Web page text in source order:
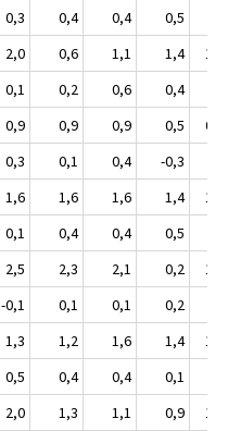
0,3 0,4 0,4 0,5
2,0 0,6 1,1 1,4 1,2
0,1 0,2 0,6 0,4
0,9 0,9 0,9 0,5 0,8
0,3 0,1 0,4 -0,3
1,6 1,6 1,6 1,4 1,6
0,1 0,4 0,4 0,5
2,5 2,3 2,1 0,2 1,8
-0,1 0,1 0,1 0,2
1,3 1,2 1,6 1,4 1,4
0,5 0,4 0,4 0,1
2,0 1,3 1,1 0,9 1,3